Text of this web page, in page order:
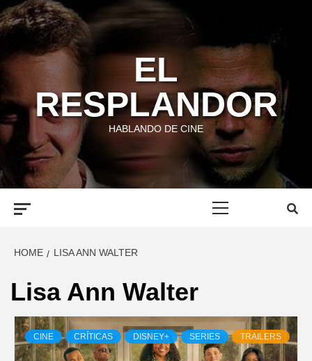
Skip
to
EL
RESPLANDOR
HABLANDO DE CINE
HOME LISA ANN WALTER
Lisa Ann Walter
CINE CRÍTICAS DISNEY+ SERIES TRAILERS